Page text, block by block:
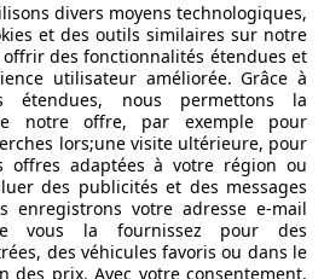
toute responsabilité concernant
Haut
plateforme en ligne de
divers moyens technologiques,
et des outils similaires sur notre
des fonctionnalités étendues et
utilisateur améliorée. Grâce à
étendues, nous permettons la
notre offre, par exemple pour
lors;une visite ultérieure, pour
offres adaptées à votre région ou
des publicités et des messages
enregistrons votre adresse e-mail
vous la fournissez pour des
des véhicules favoris ou dans le
des prix. Avec votre consentement,